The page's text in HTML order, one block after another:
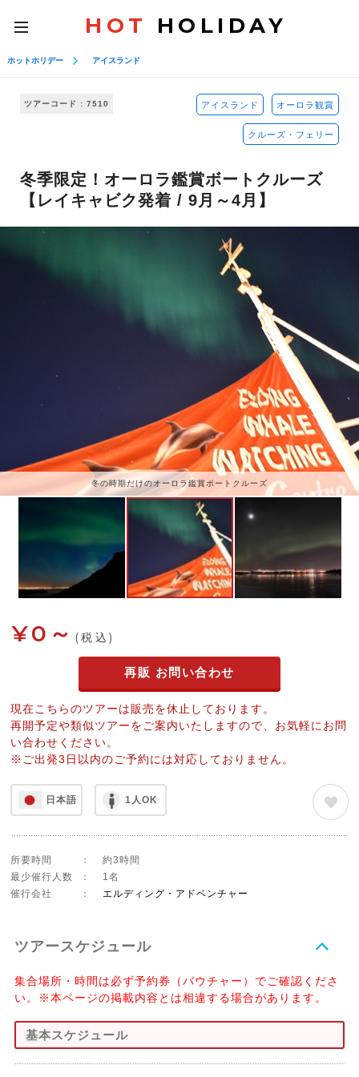
toggle
navigation
HOT HOLIDAY
ホットホリデー アイスランド
ツアーコード : 7510 アイスランド オーロラ観賞
クルーズ・フェリー
冬季限定！オーロラ鑑賞ボートクルーズ
【レイキャビク発着 / 9月～4月】
冬の時期だけのオーロラ鑑賞ボートクルーズ
¥0～ (税込)
再販 お問い合わせ
現在こちらのツアーは販売を休止しております。
再開予定や類似ツアーをご案内いたしますので、お気軽にお問
い合わせください。
※ご出発3日以内のご予約には対応しておりません。
日本語 1人OK
所要時間 ：
約3時間
最少催行人数
：
1名
催行会社
： エルディング・アドベンチャー
ツアースケジュール
集合場所・時間は必ず予約券（バウチャー）でご確認くださ
い。※本ページの掲載内容とは相違する場合があります。
基本スケジュール